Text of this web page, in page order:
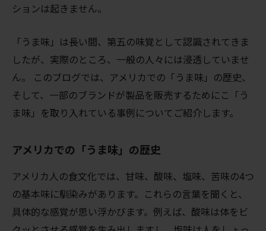
ションは起きません。
「うま味」は長い間、第五の味覚として認識されてきま
したが、実際のところ、一般の人々には浸透していませ
ん。 このブログでは、アメリカでの「うま味」の歴史、
そして、一部のブランドが製品を販売するためにこ「う
ま味」を取り入れている事例についてご紹介します。
アメリカでの「うま味」の歴史
アメリカ人の食文化では、甘味、酸味、塩味、苦味の4つ
の基本味に馴染みがあります。これらの言葉を聞くと、
具体的な感覚が思い浮かびます。例えば、酸味は体をビ